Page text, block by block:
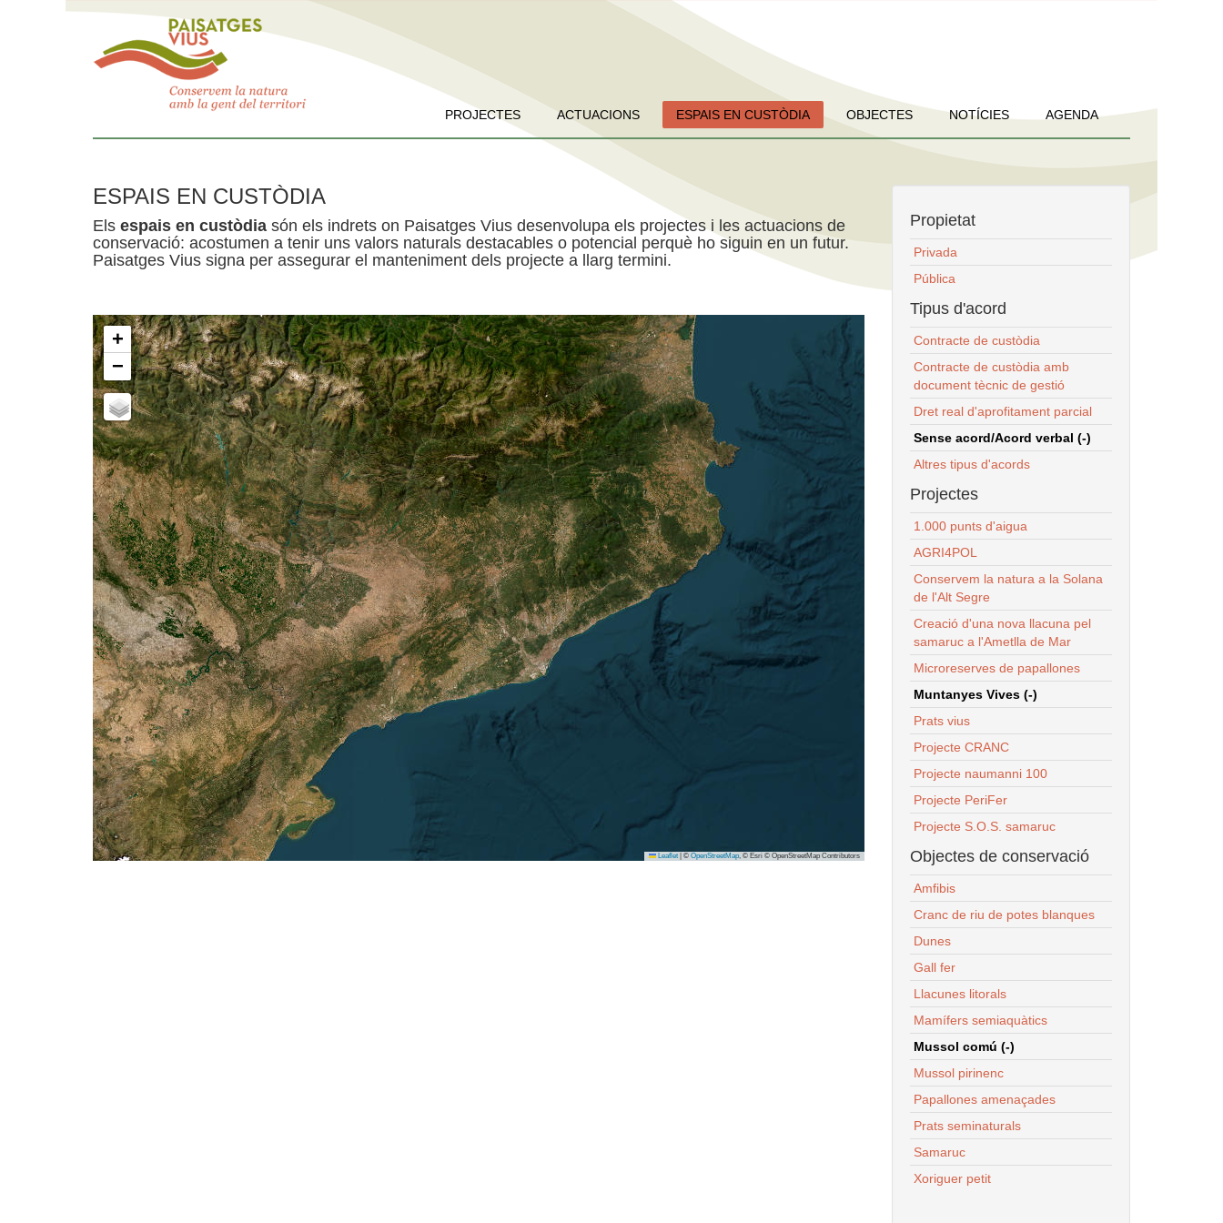
PROJECTES ACTUACIONS ESPAIS EN CUSTÒDIA OBJECTES NOTÍCIES AGENDA
ESPAIS EN CUSTÒDIA
Els espais en custòdia són els indrets on Paisatges Vius desenvolupa els projectes i les actuacions de
conservació: acostumen a tenir uns valors naturals destacables o potencial perquè ho siguin en un futur.
Paisatges Vius signa per assegurar el manteniment dels projecte a llarg termini.
+
−
Leaflet © OpenStreetMap, © Esri © OpenStreetMap Contributors
Propietat
Privada
Pública
Tipus d'acord
Contracte de custòdia
Contracte de custòdia amb
document tècnic de gestió
Dret real d'aprofitament parcial
Sense acord/Acord verbal (-)
Altres tipus d'acords
Projectes
1.000 punts d'aigua
AGRI4POL
Conservem la natura a la Solana
de l'Alt Segre
Creació d'una nova llacuna pel
samaruc a l'Ametlla de Mar
Microreserves de papallones
Muntanyes Vives (-)
Prats vius
Projecte CRANC
Projecte naumanni 100
Projecte PeriFer
Projecte S.O.S. samaruc
Objectes de conservació
Amfibis
Cranc de riu de potes blanques
Dunes
Gall fer
Llacunes litorals
Mamífers semiaquàtics
Mussol comú (-)
Mussol pirinenc
Papallones amenaçades
Prats seminaturals
Samaruc
Xoriguer petit